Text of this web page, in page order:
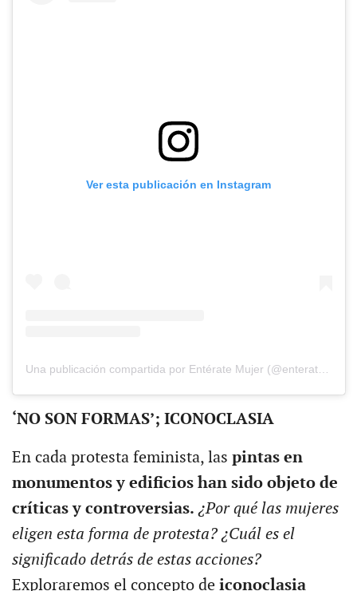
Ver esta publicación en Instagram
Una publicación compartida por Entérate Mujer (@enteratemujer)
‘NO SON FORMAS’; ICONOCLASIA
En cada protesta feminista, las pintas en
monumentos y edificios han sido objeto de
críticas y controversias. ¿Por qué las mujeres
eligen esta forma de protesta? ¿Cuál es el
significado detrás de estas acciones?
Exploraremos el concepto de iconoclasia